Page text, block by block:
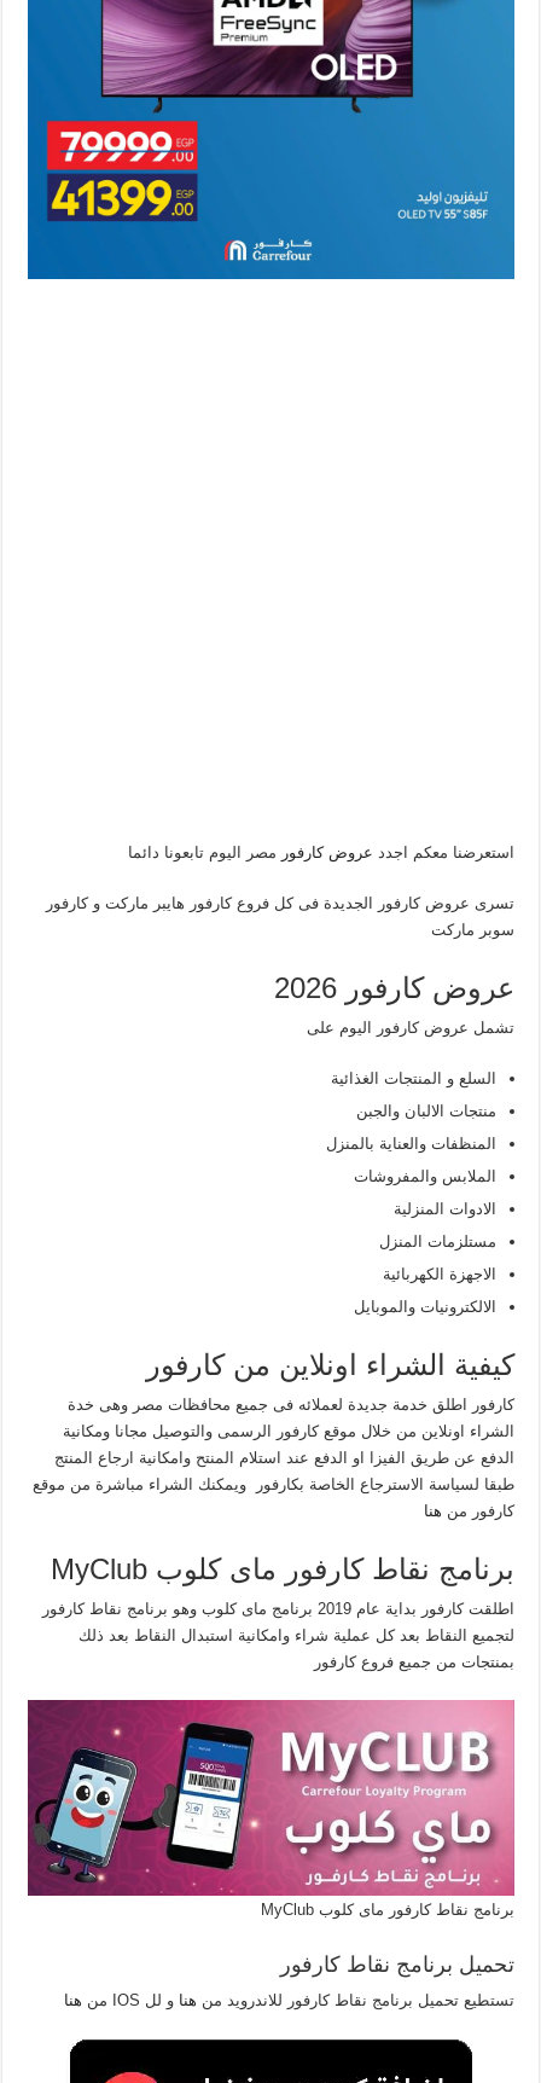
استعرضنا معكم اجدد عروض كارفور مصر اليوم تابعونا دائما
تسرى عروض كارفور الجديدة فى كل فروع كارفور هايبر ماركت و كارفور
سوبر ماركت
عروض كارفور 2026
تشمل عروض كارفور اليوم على
السلع و المنتجات الغذائية
منتجات الالبان والجبن
المنظفات والعناية بالمنزل
الملابس والمفروشات
الادوات المنزلية
مستلزمات المنزل
الاجهزة الكهربائية
الالكترونيات والموبايل
كيفية الشراء اونلاين من كارفور
كارفور اطلق خدمة جديدة لعملائه فى جميع محافظات مصر وهى خدة
الشراء اونلاين من خلال موقع كارفور الرسمى والتوصيل مجانا ومكانية
الدفع عن طريق الفيزا او الدفع عند استلام المنتح وامكانية ارجاع المنتج
طبقا لسياسة الاسترجاع الخاصة بكارفور ويمكنك الشراء مباشرة من موقع
كارفور من هنا
برنامج نقاط كارفور ماى كلوب MyClub
اطلقت كارفور بداية عام 2019 برنامج ماى كلوب وهو برنامج نقاط كارفور
لتجميع النقاط بعد كل عملية شراء وامكانية استبدال النقاط بعد ذلك
بمنتجات من جميع فروع كارفور
برنامج نقاط كارفور ماى كلوب MyClub
تحميل برنامج نقاط كارفور
تستطيع تحميل برنامج نقاط كارفور للاندرويد من هناو لل IOS من هنا